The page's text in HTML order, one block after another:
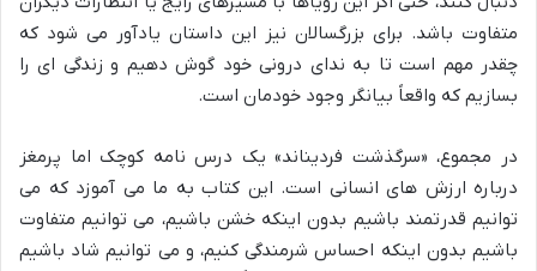
متفاوت باشد. برای بزرگسالان نیز این داستان یادآور می شود که
چقدر مهم است تا به ندای درونی خود گوش دهیم و زندگی ای را
بسازیم که واقعاً بیانگر وجود خودمان است.
در مجموع، «سرگذشت فردیناند» یک درس نامه کوچک اما پرمغز
درباره ارزش های انسانی است. این کتاب به ما می آموزد که می
توانیم قدرتمند باشیم بدون اینکه خشن باشیم، می توانیم متفاوت
باشیم بدون اینکه احساس شرمندگی کنیم، و می توانیم شاد باشیم